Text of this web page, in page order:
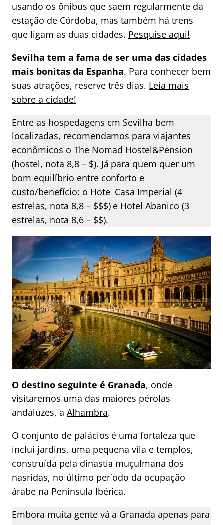
usando os ônibus que saem regularmente da
estação de Córdoba, mas também há trens
que ligam as duas cidades. Pesquise aqui!
Sevilha tem a fama de ser uma das cidades
mais bonitas da Espanha. Para conhecer bem
suas atrações, reserve três dias. Leia mais
sobre a cidade!
Entre as hospedagens em Sevilha bem
localizadas, recomendamos para viajantes
econômicos o The Nomad Hostel&Pension
(hostel, nota 8,8 – $). Já para quem quer um
bom equilíbrio entre conforto e
custo/benefício: o Hotel Casa Imperial (4
estrelas, nota 8,8 – $$$) e Hotel Abanico (3
estrelas, nota 8,6 – $$).
O destino seguinte é Granada, onde
visitaremos uma das maiores pérolas
andaluzes, a Alhambra.
O conjunto de palácios é uma fortaleza que
inclui jardins, uma pequena vila e templos,
construída pela dinastia muçulmana dos
nasridas, no último período da ocupação
árabe na Península Ibérica.
Embora muita gente vá a Granada apenas para